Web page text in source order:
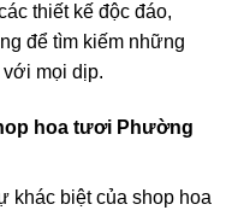
thiết kế độc đáo,
để tìm kiếm những
mọi dịp.
hoa tươi Phường
khác biệt của shop hoa